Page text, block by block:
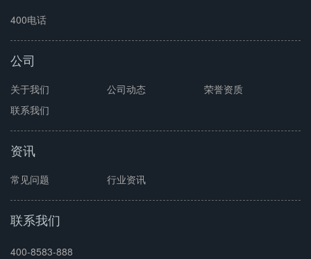
400电话
公司
关于我们 公司动态
荣誉资质
联系我们
资讯
常见问题 行业资讯
联系我们
400-8583-888